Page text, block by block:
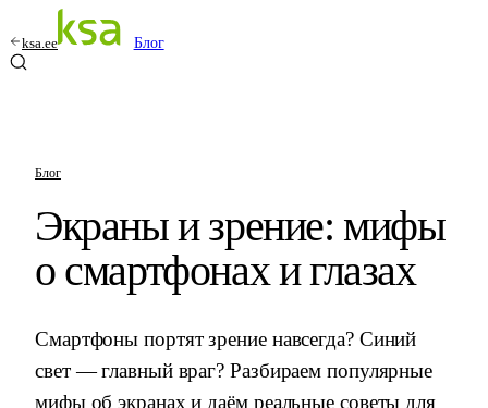
ksa.ee Блог
Блог
Экраны и зрение: мифы
о смартфонах и глазах
Смартфоны портят зрение навсегда? Синий
свет — главный враг? Разбираем популярные
мифы об экранах и даём реальные советы для